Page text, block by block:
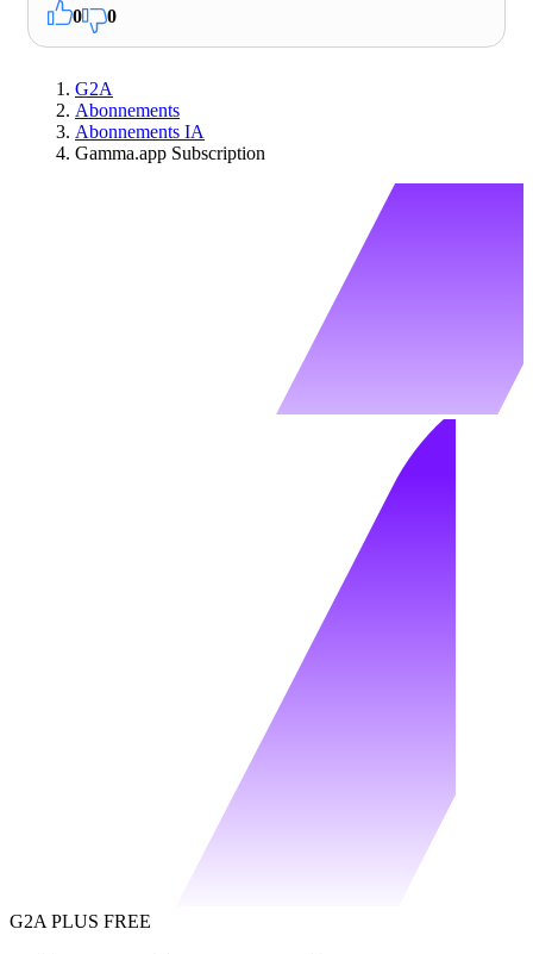
0 0
G2A
Abonnements
Abonnements IA
Gamma.app Subscription
G2A PLUS FREE